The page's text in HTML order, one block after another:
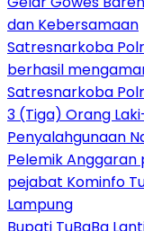
dan Kebersamaan
Satresnarkoba
berhasil
Satresnarkoba
3 (Tiga) Orang
Penyalahgunaan
Pelemik Anggaran
pejabat Kominfo
Lampung
Bupati TuBaBa